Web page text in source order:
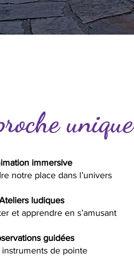
unique
immersive
notre place dans l’univers
ludiques
et apprendre en s’amusant
guidées
instruments de pointe